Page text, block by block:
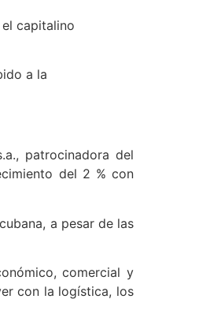
el capitalino
a la
patrocinadora del
del 2 % con
a pesar de las
comercial y
con la logística, los